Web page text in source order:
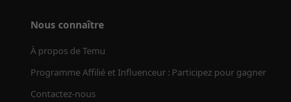
Nous connaître
À propos de Temu
Programme Affilié et Influenceur : Participez pour gagner
Contactez-nous